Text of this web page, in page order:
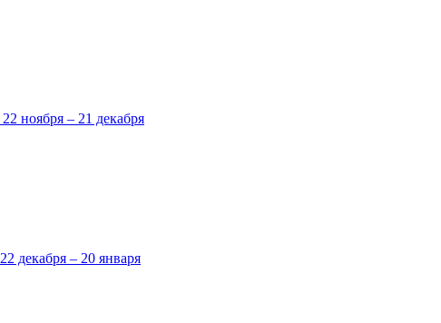
22 ноября – 21 декабря
22 декабря – 20 января